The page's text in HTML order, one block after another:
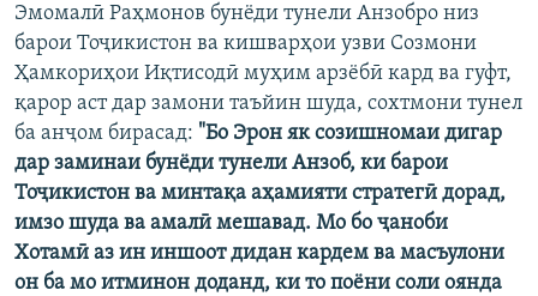
Эмомалӣ Раҳмонов бунёди тунели Анзобро низ
барои Тоҷикистон ва кишварҳои узви Созмони
Ҳамкориҳои Иқтисодӣ муҳим арзёбӣ кард ва гуфт,
қарор аст дар замони таъйин шуда, сохтмони тунел
ба анҷом бирасад: "Бо Эрон як созишномаи дигар
дар заминаи бунёди тунели Анзоб, ки барои
Тоҷикистон ва минтақа аҳамияти стратегӣ дорад,
имзо шуда ва амалӣ мешавад. Мо бо ҷаноби
Хотамӣ аз ин иншоот дидан кардем ва масъулони
он ба мо итминон доданд, ки то поёни соли оянда